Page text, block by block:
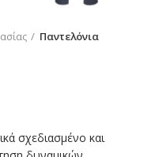
Παντελόνια
σχεδιασμένο και